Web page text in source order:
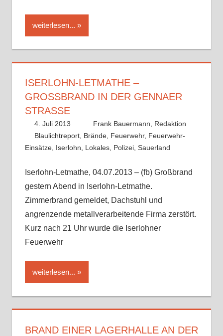
weiterlesen...
ISERLOHN-LETMATHE –
GROSSBRAND IN DER GENNAER S
TRASSE
4. Juli 2013
Frank Bauermann, Redaktion
Blaulichtreport Brände Feuerwehr, Feuerwehr-
Einsätze, Iserlohn Lokales, Polizei, Sauerland
Iserlohn-Letmathe, 04.07.2013 – (fb) Großbrand
gestern Abend in Iserlohn-Letmathe.
Zimmerbrand gemeldet, Dachstuhl und
angrenzende metallverarbeitende Firma zerstört.
Kurz nach 21 Uhr wurde die Iserlohner
Feuerwehr
weiterlesen...
BRAND EINER LAGERHALLE AN DER